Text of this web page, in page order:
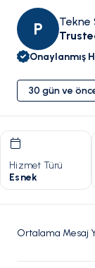
P
Tekne
Onaylanmış
30 gün ve
Hizmet Türü
Esnek
Ortalama Mesaj